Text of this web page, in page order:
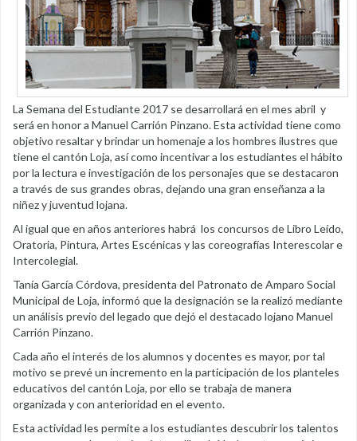
La Semana del Estudiante 2017 se desarrollará en el mes abril y
será en honor a Manuel Carrión Pinzano. Esta actividad tiene como
objetivo resaltar y brindar un homenaje a los hombres ilustres que
tiene el cantón Loja, así como incentivar a los estudiantes el hábito
por la lectura e investigación de los personajes que se destacaron
a través de sus grandes obras, dejando una gran enseñanza a la
niñez y juventud lojana.
Al igual que en años anteriores habrá los concursos de Libro Leído,
Oratoria, Pintura, Artes Escénicas y las coreografías Interescolar e
Intercolegial.
Tanía García Córdova, presidenta del Patronato de Amparo Social
Municipal de Loja, informó que la designación se la realizó mediante
un análisis previo del legado que dejó el destacado lojano Manuel
Carrión Pinzano.
Cada año el interés de los alumnos y docentes es mayor, por tal
motivo se prevé un incremento en la participación de los planteles
educativos del cantón Loja, por ello se trabaja de manera
organizada y con anterioridad en el evento.
Esta actividad les permite a los estudiantes descubrir los talentos